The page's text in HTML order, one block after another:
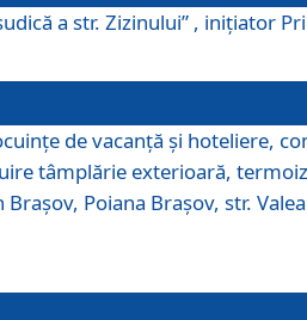
a str. Zizinului” , iniţiator
de vacanţă şi hoteliere,
tâmplărie exterioară,
Poiana Braşov, str.